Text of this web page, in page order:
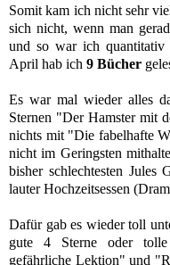
Somit kam ich nicht sehr
sich nicht, wenn man
und so war ich quantitativ
April hab ich 9 Bücher
Es war mal wieder alles
Sternen "Der Hamster mit
nichts mit "Die fabelhafte
nicht im Geringsten
bisher schlechtesten
lauter Hochzeitsessen
Dafür gab es wieder toll
gute 4 Sterne oder
gefährliche Lektion" und